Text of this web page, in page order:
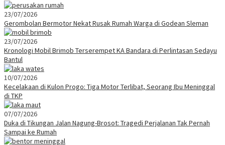
23/07/2026
Gerombolan Bermotor Nekat Rusak Rumah Warga di Godean Sleman
23/07/2026
Kronologi Mobil Brimob Terserempet KA Bandara di Perlintasan Sedayu
Bantul
10/07/2026
Kecelakaan di Kulon Progo: Tiga Motor Terlibat, Seorang Ibu Meninggal
di TKP
07/07/2026
Duka di Tikungan Jalan Nagung-Brosot: Tragedi Perjalanan Tak Pernah
Sampai ke Rumah